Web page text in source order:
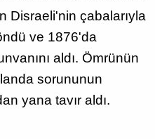
Disraeli'nin çabalarıyla
ve 1876'da
aldı. Ömrünün
sorununun
yana tavır aldı.